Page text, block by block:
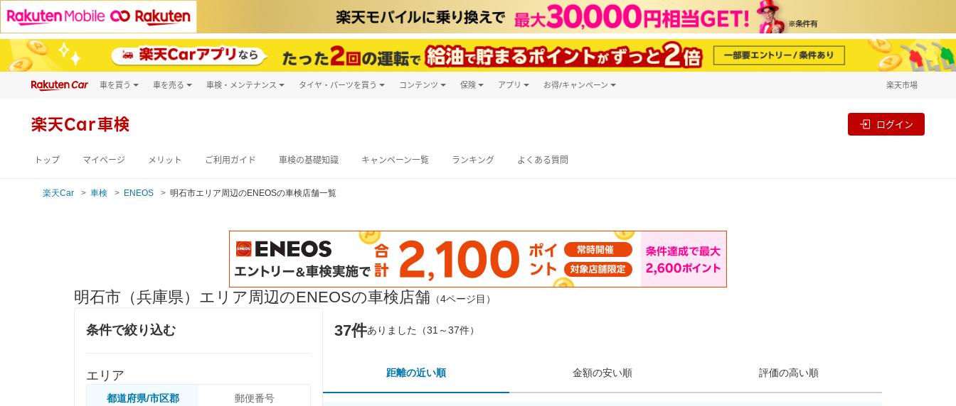
車を買う
新車
車を売る 車検・メンテナンス タイヤ・パーツを買う コンテンツ 保険 アプリ お得/キャンペーン 楽天市場
楽天Car車検 ログイン
トップ マイページ メリット ご利用ガイド 車検の基礎知識 キャンペーン一覧 ランキング よくある質問
楽天Car 車検 ENEOS 明石市エリア周辺のENEOSの車検店舗一覧
明石市（兵庫県）エリア周辺のENEOSの車検店舗 （4ページ目）
条件で絞り込む
エリア
都道府県/市区郡 郵便番号
37件ありました（31～37件）
距離の近い順 金額の安い順 評価の高い順